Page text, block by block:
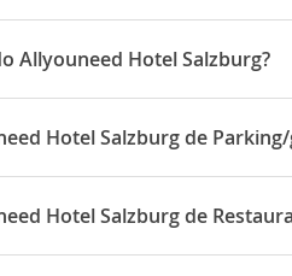
en Glockengasse, cerca
Allyouneed Hotel Salzburg?
está situado en
Hotel Salzburg de
Salzburg dispone de Parking/
Hotel Salzburg de
Salzburg dispone de